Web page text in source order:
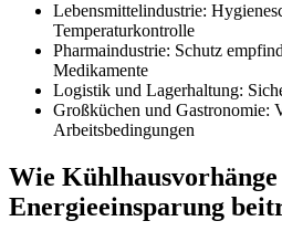
Lebensmittelindustrie:
Temperaturkontrolle
Pharmaindustrie: Schutz
Medikamente
Logistik und Lagerhaltung:
Großküchen und Gastronomie:
Arbeitsbedingungen
Wie
Energieeinsparung